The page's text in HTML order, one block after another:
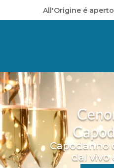
All'Origine é
Capodanno
dal vivo